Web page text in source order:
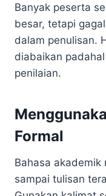
Banyak peserta
besar, tetapi
dalam penulisan.
diabaikan
penilaian.
Formal
Bahasa akademik
sampai tulisan